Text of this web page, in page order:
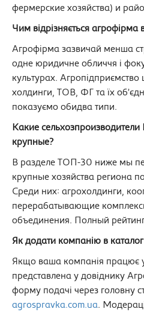
фермерские хозяйства) и
Чим відрізняється агрофірма
Агрофірма зазвичай менша
одне юридичне обличчя і
культурах.
холдинги, ТОВ, ФГ та їх
показуємо обидва типи.
Какие
крупные?
В разделе ТОП-30 ниже мы
крупные хозяйства региона
Среди них: агрохолдинги,
перерабатывающие
объединения. Полный
Як додати компанію в
Якщо ваша компанія працює у
представлена у довіднику
форму подачі через головну
agrospravka.com.ua.